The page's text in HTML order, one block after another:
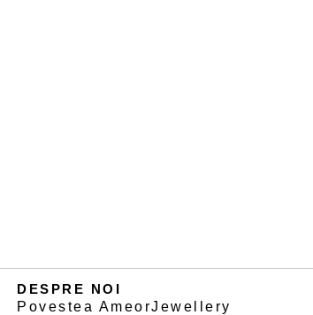
DESPRE NOI
Povestea AmeorJewellery